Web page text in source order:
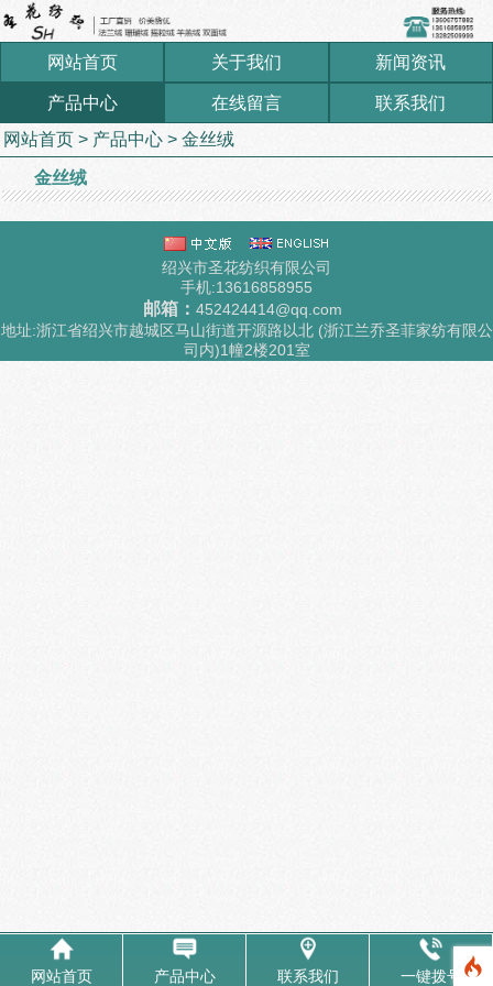
网站首页 关于我们 新闻资讯
产品中心 在线留言
联系我们
网站首页 > 产品中心 > 金丝绒
金丝绒
绍兴市圣花纺织有限公司
手机:13616858955
邮箱： 452424414@qq.com
地址:浙江省绍兴市越城区马山街道开源路以北 (浙江兰乔圣菲家纺有限公
司内)1幢2楼201室
网站首页 产品中心 联系我们 一键拨号